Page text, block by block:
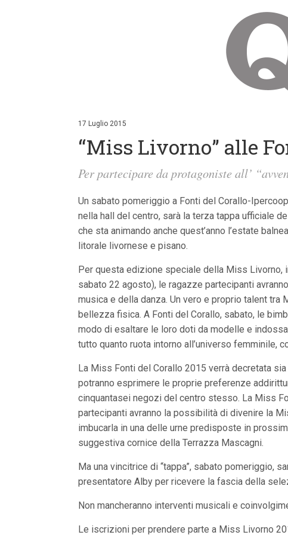
i
i
n
n
t
i
p
n
c
p
a
i
V
i
a
l
M
n
ù
r
n
i
a
e
17 Luglio 2015
“Miss Livorno” alle
Per partecipare da protagoniste all’
Un sabato pomeriggio a Fonti del Corallo-
nella hall del centro, sarà la terza tappa ufficiale
che sta animando anche quest’anno l’estate
litorale livornese e pisano.
Per questa edizione speciale della Miss Livorno,
sabato 22 agosto), le ragazze partecipanti
musica e della danza. Un vero e proprio talent
bellezza fisica. A Fonti del Corallo, sabato, le
modo di esaltare le loro doti da modelle e
tutto quanto ruota intorno all’universo femminile,
La Miss Fonti del Corallo 2015 verrà decretata
potranno esprimere le proprie preferenze
cinquantasei negozi del centro stesso. La Miss
partecipanti avranno la possibilità di divenire la
imbucarla in una delle urne predisposte in
suggestiva cornice della Terrazza Mascagni.
Ma una vincitrice di “tappa”, sabato pomeriggio,
presentatore Alby per ricevere la fascia della
Non mancheranno interventi musicali e
Le iscrizioni per prendere parte a Miss Livorno